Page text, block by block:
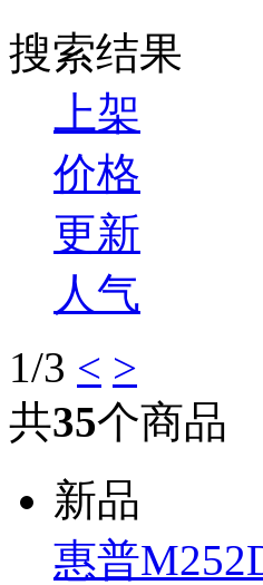
搜索结果
上架
价格
更新
人气
1/3 < >
共35个商品
新品
惠普